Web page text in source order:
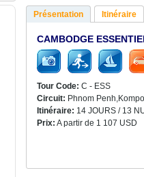
Présentation Itinéraire
CAMBODGE
Tour Code: C - ESS
Circuit: Phnom
Itinéraire: 14 JOURS / 13
Prix: A partir de 1 107 USD